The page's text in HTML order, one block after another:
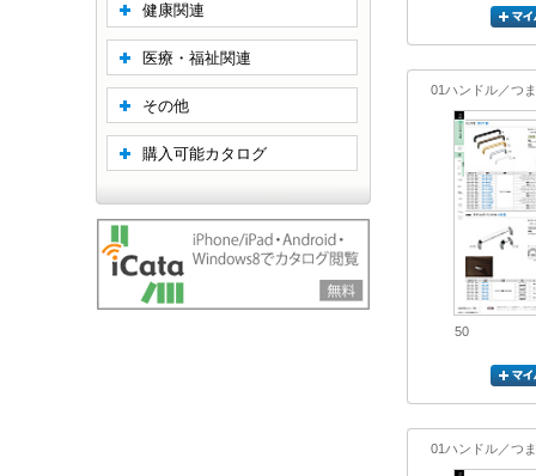
01ハンドル／つ
50
01ハンドル／つ
健康関連
医療・福祉関連
その他
購入可能カタログ